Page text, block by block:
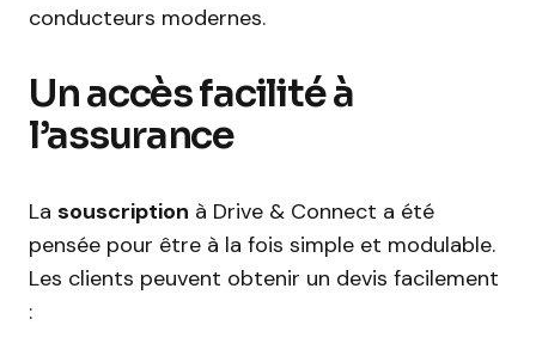
conducteurs modernes.
Un accès facilité à
l’assurance
La souscription à Drive & Connect a été
pensée pour être à la fois simple et modulable.
Les clients peuvent obtenir un devis facilement
: